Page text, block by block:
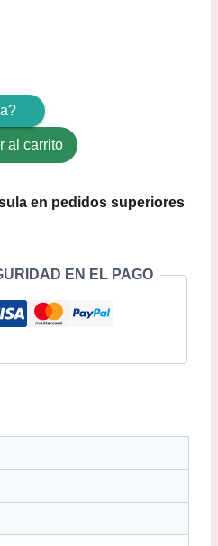
al carrito
en pedidos superiores
EN EL PAGO